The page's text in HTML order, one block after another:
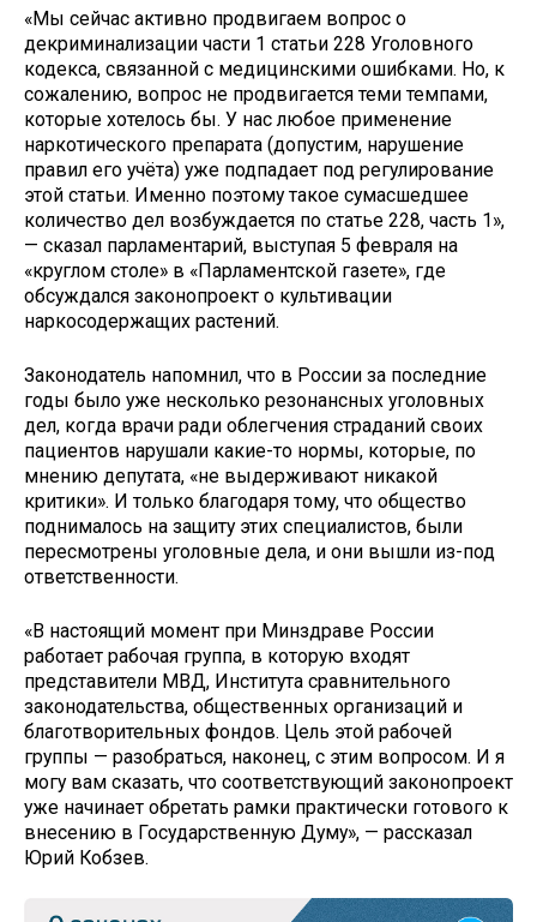
«Мы сейчас активно продвигаем вопрос о
декриминализации части 1 статьи 228 Уголовного
кодекса, связанной с медицинскими ошибками. Но, к
сожалению, вопрос не продвигается теми темпами,
которые хотелось бы. У нас любое применение
наркотического препарата (допустим, нарушение
правил его учёта) уже подпадает под регулирование
этой статьи. Именно поэтому такое сумасшедшее
количество дел возбуждается по статье 228, часть 1»,
— сказал парламентарий, выступая 5 февраля на
«круглом столе» в «Парламентской газете», где
обсуждался законопроект о культивации
наркосодержащих растений.
Законодатель напомнил, что в России за последние
годы было уже несколько резонансных уголовных
дел, когда врачи ради облегчения страданий своих
пациентов нарушали какие-то нормы, которые, по
мнению депутата, «не выдерживают никакой
критики». И только благодаря тому, что общество
поднималось на защиту этих специалистов, были
пересмотрены уголовные дела, и они вышли из-под
ответственности.
«В настоящий момент при Минздраве России
работает рабочая группа, в которую входят
представители МВД, Института сравнительного
законодательства, общественных организаций и
благотворительных фондов. Цель этой рабочей
группы — разобраться, наконец, с этим вопросом. И я
могу вам сказать, что соответствующий законопроект
уже начинает обретать рамки практически готового к
внесению в Государственную Думу», — рассказал
Юрий Кобзев.